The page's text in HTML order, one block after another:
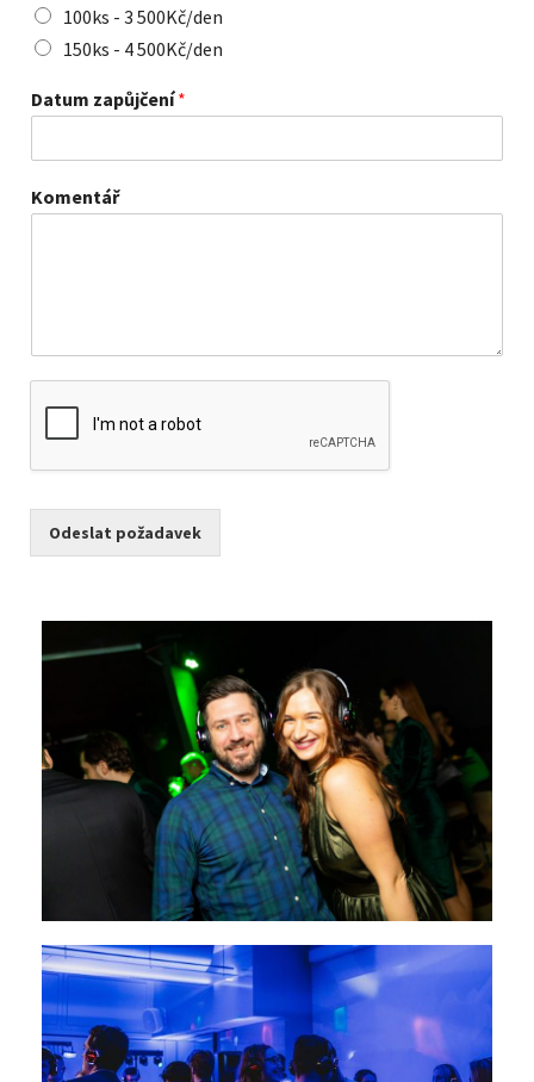
100ks - 3 500Kč/den
150ks - 4 500Kč/den
Datum zapůjčení*
Komentář
Odeslat požadavek